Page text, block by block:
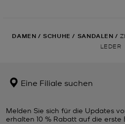
DAMEN / SCHUHE / SANDALEN /
LEDER
Eine Filiale suchen
Melden Sie sich für die Updates
erhalten 10 % Rabatt auf die erste